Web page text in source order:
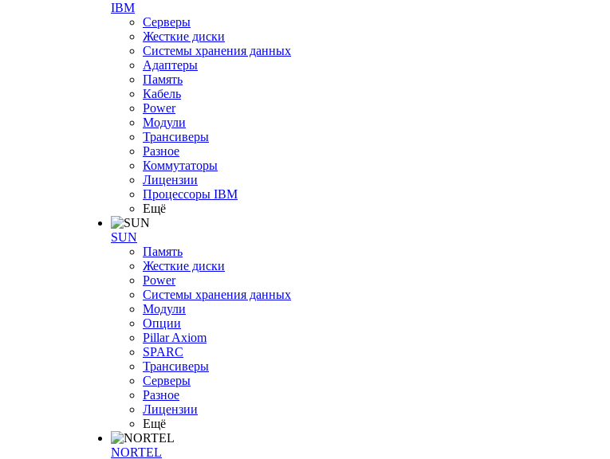
IBM
Серверы
Жесткие диски
Системы хранения данных
Адаптеры
Память
Кабель
Power
Модули
Трансиверы
Разное
Коммутаторы
Лицензии
Процессоры IBM
Ещё
SUN
Память
Жесткие диски
Power
Системы хранения данных
Модули
Опции
Pillar Axiom
SPARC
Трансиверы
Серверы
Разное
Лицензии
Ещё
NORTEL